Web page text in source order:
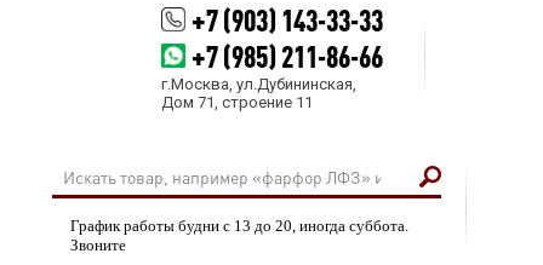
+7 (903) 143-33-33
+7 (985) 211-86-66
г.Москва, ул.Дубининская,
Дом 71, строение 11
График работы будни с 13 до 20, иногда суббота.
Звоните